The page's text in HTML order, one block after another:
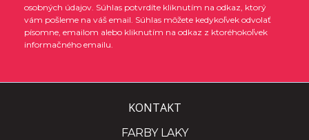
osobných údajov. Súhlas potvrdíte kliknutím na odkaz, ktorý
vám pošleme na váš email. Súhlas môžete kedykoľvek odvolať
písomne, emailom alebo kliknutím na odkaz z ktoréhokoľvek
informačného emailu.
KONTAKT
FARBY LAKY